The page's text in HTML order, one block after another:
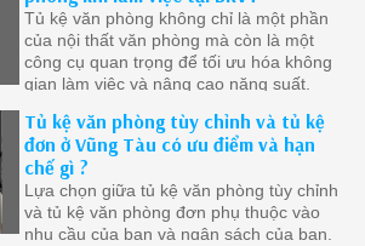
Tủ kệ văn phòng không chỉ là một phần
của nội thất văn phòng mà còn là một
công cụ quan trọng để tối ưu hóa không
gian làm việc và nâng cao năng suất.
Tủ kệ văn phòng tùy chỉnh và tủ kệ
đơn ở Vũng Tàu có ưu điểm và hạn
chế gì ?
Lựa chọn giữa tủ kệ văn phòng tùy chỉnh
và tủ kệ văn phòng đơn phụ thuộc vào
nhu cầu của bạn và ngân sách của bạn,